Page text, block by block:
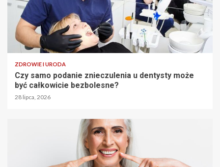
ZDROWIE I URODA
Czy samo podanie znieczulenia u dentysty może
być całkowicie bezbolesne?
28 lipca, 2026